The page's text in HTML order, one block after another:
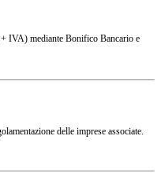
IVA) mediante Bonifico Bancario e
delle imprese associate.